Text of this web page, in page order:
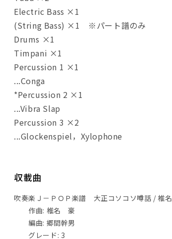
Electric Bass ×1
(String Bass) ×1 ※パート譜のみ
Drums ×1
Timpani ×1
Percussion 1 ×1
...Conga
*Percussion 2 ×1
...Vibra Slap
Percussion 3 ×2
...Glockenspiel，Xylophone
収載曲
吹奏楽Ｊ－ＰＯＰ楽譜 大正コソコソ噂話 / 椎
作曲: 椎名 豪
編曲: 郷間幹男
グレード: 3